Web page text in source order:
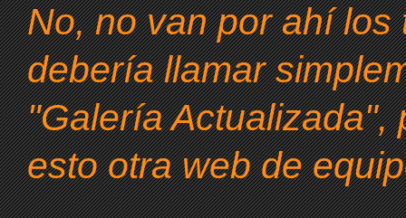
No, no van por ahí
debería llamar
"Galería Actualizada",
esto otra web de